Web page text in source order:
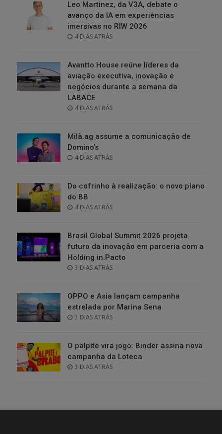
Leo Martinez, da V3A, debate o
avanço da IA em experiências
imersivas no RIW 2026
POSTED
4 DIAS ATRÁS
Avantto House reúne líderes da
aviação executiva, inovação e
negócios durante a semana da
LABACE
POSTED
4 DIAS ATRÁS
Milà.ag assume a comunicação de
Domino’s
POSTED
4 DIAS ATRÁS
Do cofrinho à realização: o novo plano
do BB
POSTED
4 DIAS ATRÁS
Brasil Global Summit 2026 projeta
futuro da inovação em parceria com a
Holding in.Pacto
POSTED
3 DIAS ATRÁS
OPPO e Asia lançam campanha
estrelada por Marina Sena
POSTED
3 DIAS ATRÁS
O palpite vira jogo: Binder assina nova
campanha da Loteca
POSTED
3 DIAS ATRÁS